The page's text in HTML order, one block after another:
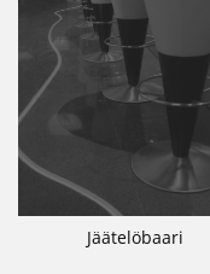
Jäätelöbaari